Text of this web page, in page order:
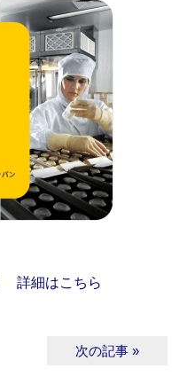
詳細はこちら
次の記事 »